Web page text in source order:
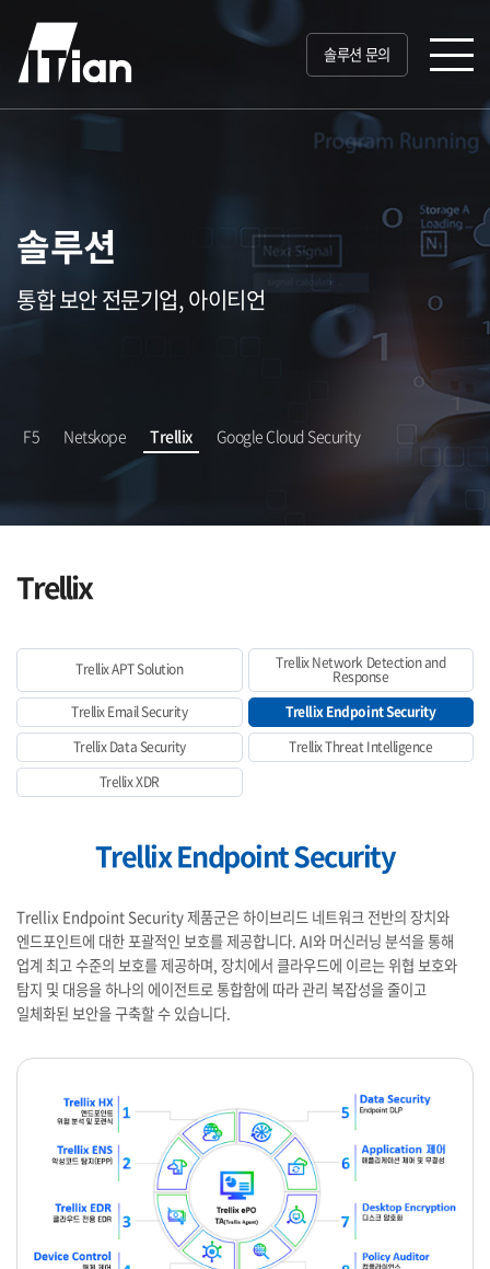
솔루션 문의
솔루션
통합 보안 전문기업, 아이티언
F5 Netskope Trellix Google Cloud Security
Trellix
Trellix APT Solution Trellix Network Detection and
Response
Trellix Email Security
Trellix Endpoint Security
Trellix Data Security
Trellix Threat Intelligence
Trellix XDR
Trellix Endpoint Security
Trellix Endpoint Security 제품군은 하이브리드 네트워크 전반의 장치와
엔드포인트에 대한 포괄적인 보호를 제공합니다. AI와 머신러닝 분석을 통해
업계 최고 수준의 보호를 제공하며, 장치에서 클라우드에 이르는 위협 보호와
탐지 및 대응을 하나의 에이전트로 통합함에 따라 관리 복잡성을 줄이고
일체화된 보안을 구축할 수 있습니다.